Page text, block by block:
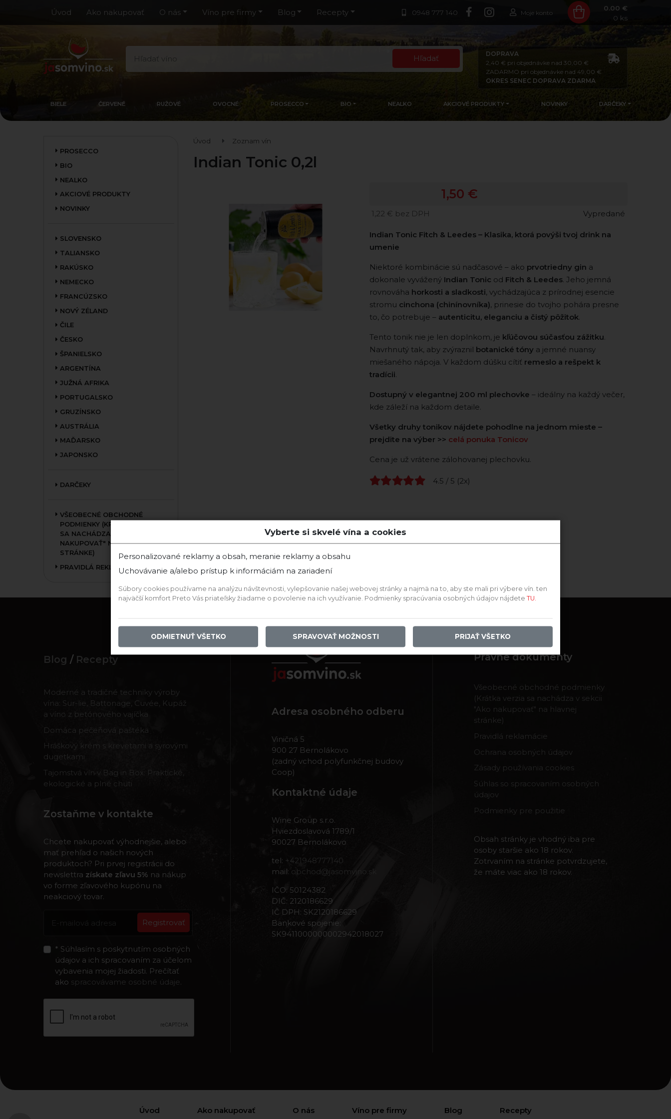
0948 777 140
Úvod Ako nakupovať O nás Víno pre firmy Blog Recepty Moje konto
0.00 €
0 ks
Hľadať
DOPRAVA
2,40 € pri objednávke nad 30,00 €
ZADARMO pri objednávke nad 49,00 €
OKRES SENEC DOPRAVA ZDARMA
BIELE ČERVENÉ RUŽOVÉ OVOCNÉ PROSECCO BIO NEALKO AKCIOVÉ PRODUKTY NOVINKY DARČEKY
PROSECCO
BIO
NEALKO
AKCIOVÉ PRODUKTY
NOVINKY
SLOVENSKO
TALIANSKO
RAKÚSKO
NEMECKO
FRANCÚZSKO
NOVÝ ZÉLAND
ČILE
ČESKO
ŠPANIELSKO
ARGENTÍNA
JUŽNÁ AFRIKA
PORTUGALSKO
GRUZÍNSKO
AUSTRÁLIA
MAĎARSKO
JAPONSKO
DARČEKY
VŠEOBECNÉ OBCHODNÉ
PODMIENKY (KRÁTKA VERZIA
SA NACHÁDZA V SEKCII "AKO
NAKUPOVAŤ" NA HLAVNEJ
STRÁNKE)
PRAVIDLÁ REKLAMÁCIE
Úvod Zoznam vín
Indian Tonic 0,2l
1,50 €
1,22 € bez DPH Vypredané
Indian Tonic Fitch & Leedes – Klasika, ktorá povýši tvoj drink na
umenie
Niektoré kombinácie sú nadčasové – ako prvotriedny gin a
dokonale vyvážený Indian Tonic od Fitch & Leedes. Jeho jemná
rovnováha horkosti a sladkosti, vychádzajúca z prírodnej esencie
stromu cinchona (chinínovníka), prinesie do tvojho pohára presne
to, čo potrebuje – autenticitu, eleganciu a čistý pôžitok.
Tento tonik nie je len doplnkom, je kľúčovou súčasťou zážitku.
Navrhnutý tak, aby zvýraznil botanické tóny a jemné nuansy
miešaného nápoja. V každom dúšku cítiť remeslo a rešpekt k
tradícii.
Dostupný v elegantnej 200 ml plechovke – ideálny na každý večer,
kde záleží na každom detaile.
Všetky druhy tonikov nájdete pohodlne na jednom mieste –
prejdite na výber >> celá ponuka Tonicov
Cena je už vrátene zálohovanej plechovku.
4.5 / 5 (2x)
Blog / Recepty
Moderné a tradičné techniky výroby
vína: Sur-lie, Battonage, Cuvée, Kupáž
a víno z betónového vajíčka
Domáca pečeňová paštéka
Hráškový krém s krevetami a syrovými
dugetkami
Tajomstvá vín v Bag in Box: Praktické,
ekologické a plné chuti
Zostaňme v kontakte
Chcete nakupovať výhodnejšie, alebo
mať prehľad o našich nových
produktoch? Pri prvej registrácii do
newslettra získate zľavu 5% na nákup
vo forme zľavového kupónu na
neakciový tovar.
Registrovať
* Súhlasím s poskytnutím osobných
údajov a ich spracovaním za účelom
vybavenia mojej žiadosti. Prečítať
ako spracovávame osobné údaje.
Adresa osobného odberu
Viničná 5
900 27 Bernolákovo
(zadný vchod polyfunkčnej budovy
Coop)
Kontaktné údaje
Wine Group s.r.o.
Hviezdoslavová 1789/1
90027 Bernolákovo
tel: +421948777140
mail: obchod@jasomvino.sk
IČO: 50124382
DIČ: 2120186629
IČ DPH: SK2120186629
Bankové spojenie:
SK9411000000002942018027
Právne dokumenty
Všeobecné obchodné podmienky
(Krátka verzia sa nachádza v sekcii
"Ako nakupovať" na hlavnej
stránke)
Pravidlá reklamácie
Ochrana osobných údajov
Zásady používania cookies
Súhlas so spracovaním osobných
údajov
Podmienky pre použitie
Obsah stránky je vhodný iba pre
osoby staršie ako 18 rokov.
Zotrvaním na stránke potvrdzujete,
že máte viac ako 18 rokov.
Úvod Ako nakupovať O nás Víno pre firmy Blog Recepty
Vyberte si skvelé vína a cookies
Personalizované reklamy a obsah, meranie reklamy a obsahu
Uchovávanie a/alebo prístup k informáciám na zariadení
Súbory cookies používame na analýzu návštevnosti, vylepšovanie našej webovej stránky a najmä na to, aby ste mali pri výbere vín. ten
najväčší komfort Preto Vás priateľsky žiadame o povolenie na ich využívanie. Podmienky spracúvania osobných údajov nájdete TU.
ODMIETNUŤ VŠETKO SPRAVOVAŤ MOŽNOSTI PRIJAŤ VŠETKO